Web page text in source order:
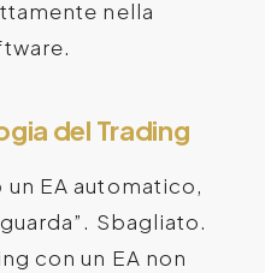
nella
del Trading
un EA automatico,
Sbagliato.
con un EA non